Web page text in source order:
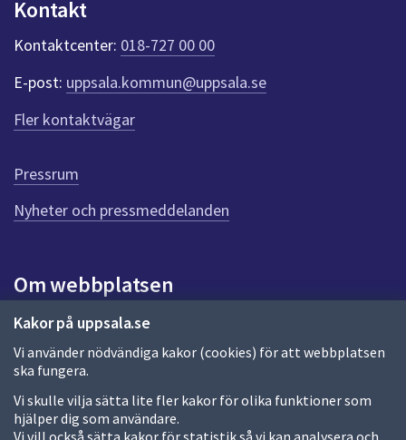
Kakor på uppsala.se
Vi använder nödvändiga kakor (cookies) för att webbplatsen
ska fungera.
Vi skulle vilja sätta lite fler kakor för olika funktioner som
hjälper dig som användare.
Vi vill också sätta kakor för statistik så vi kan analysera och
k
t
e
r
f
ö
r
e
n
n
a
d
a
Kontakt
Kontaktcenter: 018-727 00 00
E-post: uppsala.kommun@uppsala.se
Fler kontaktvägar
Pressrum
Nyheter och pressmeddelanden
Om webbplatsen
Om webbplatsen
Allmänna handlingar och diarium
Behandling av personuppgifter
Kakor